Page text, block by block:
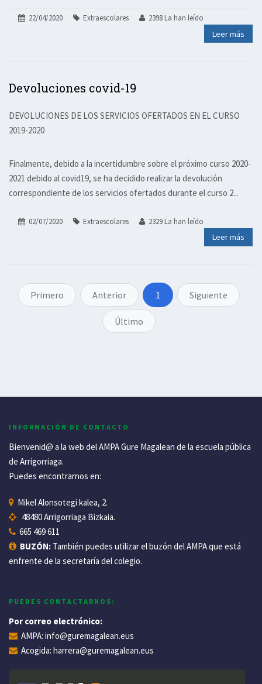
22/04/2020 Extraescolares 2398 La han leído
Leer más
Devoluciones covid-19
DEVOLUCIONES DE LOS SERVICIOS OFERTADOS EN EL CURSO
2019-2020
Finalmente, debido a la incertidumbre sobre el próximo curso 2020-
2021 debido al covid19, se ha decidido realizar la devolución
correspondiente de los servicios ofertados durante el curso 2...
02/07/2020 Extraescolares 2329 La han leído
Leer más
1
INFORMACIÓN DE CONTACTO
Bienvenid@ a la web del AMPA Gure Magalean de la escuela pública
de Arrigorriaga.
Puedes encontrarnos en:
Mikel Alonsotegi kalea, 2.
48480 Arrigorriaga Bizkaia.
665 469 611
BUZÓN: También puedes utilizar el buzón del AMPA que está
enfrente de la secretaría del colegio.
PUEDES CONTACTARNOS:
Por correo electrónico:
AMPA: info@guremagalean.eus
Acogida: harrera@guremagalean.eus